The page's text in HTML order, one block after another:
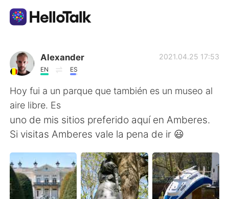
Sprachaustausch-App
AI Grammar Checker
Deutsch
English 简体中文
繁體中文 Español
Alexander
EN ES
2021.04.25 17:53
Hoy fui a un parque que también es un museo al
aire libre. Es
uno de mis sitios preferido aquí en Amberes.
Si visitas Amberes vale la pena de ir 😃